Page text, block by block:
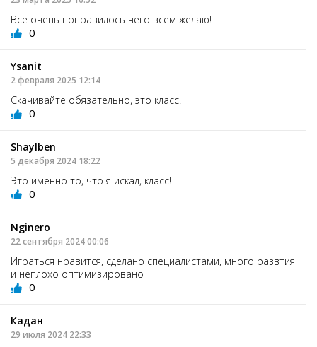
Все очень понравилось чего всем желаю!
0
Ysanit
2 февраля 2025 12:14
Скачивайте обязательно, это класс!
0
Shaylben
5 декабря 2024 18:22
Это именно то, что я искал, класс!
0
Nginero
22 сентября 2024 00:06
Играться нравится, сделано специалистами, много развтия
и неплохо оптимизировано
0
Кадан
29 июля 2024 22:33